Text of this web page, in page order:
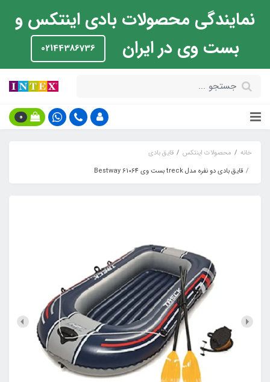
نمایندگی محصولات بادی اینتکس و
بست وی در ایران
02144386736
0
خانه محصولات اینتکس
قایق بادی
قایق بادی دو نفره مدل treck بست وی Bestway 61064